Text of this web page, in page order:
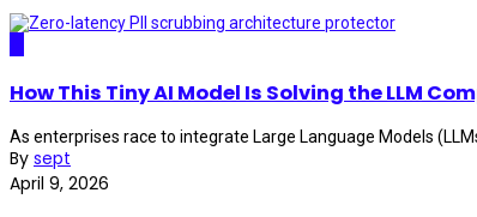
How This Tiny AI Model Is Solving the LLM
As enterprises race to integrate Large Language Models
By sept
April 9, 2026